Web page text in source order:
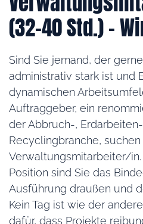
(32–40 Std.) -
Sind Sie jemand, der
administrativ stark ist und
dynamischen
Auftraggeber, ein
der Abbruch-,
Recyclingbranche,
Verwaltungsmitarbeiter/
Position sind Sie das
Ausführung draußen und
Kein Tag ist wie der
dafür, dass Projekte